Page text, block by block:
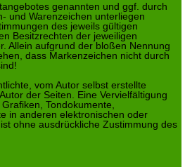
genannten und ggf. durch
und Warenzeichen unterliegen
des jeweils gültigen
Besitzrechten der jeweiligen
Allein aufgrund der bloßen Nennung
dass Markenzeichen nicht durch
vom Autor selbst erstellte
der Seiten. Eine Vervielfältigung
Tondokumente,
in anderen elektronischen oder
ohne ausdrückliche Zustimmung des